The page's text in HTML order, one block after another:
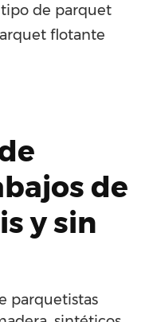
de parquet
flotante
de
y sin
parquetistas